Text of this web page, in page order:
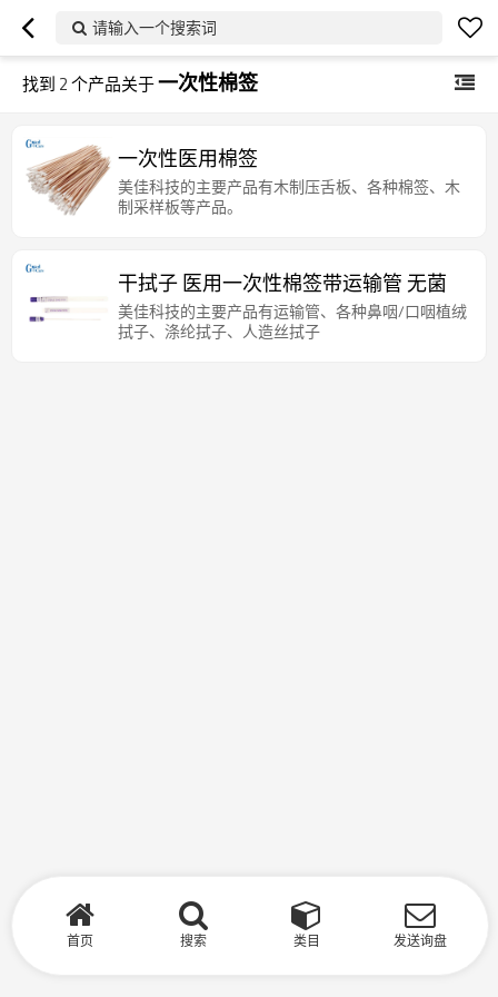
请输入一个搜索词
找到 2个产品关于一次性棉签
一次性医用棉签
美佳科技的主要产品有木制压舌板、各种棉签、木
制采样板等产品。
干拭子 医用一次性棉签带运输管 无菌
美佳科技的主要产品有运输管、各种鼻咽/口咽植绒
拭子、涤纶拭子、人造丝拭子
首页 搜索 类目 发送询盘